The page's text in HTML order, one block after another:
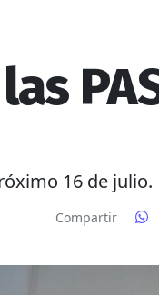
16 de julio.
Compartir